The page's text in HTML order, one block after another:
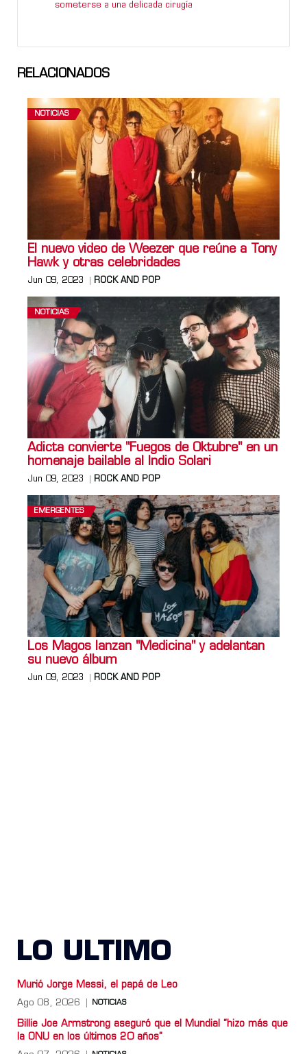
someterse a una delicada cirugía
RELACIONADOS
NOTICIAS
El nuevo video de Weezer que reúne a Tony
Hawk y otras celebridades
Jun 09, 2023 ROCK AND POP
NOTICIAS
Adicta convierte "Fuegos de Oktubre" en un
homenaje bailable al Indio Solari
Jun 09, 2023 ROCK AND POP
EMERGENTES
Los Magos lanzan "Medicina" y adelantan
su nuevo álbum
Jun 09, 2023 ROCK AND POP
LO ULTIMO
Murió Jorge Messi, el papá de Leo
Ago 08, 2026 NOTICIAS
Billie Joe Armstrong aseguró que el Mundial “hizo más que
la ONU en los últimos 20 años”